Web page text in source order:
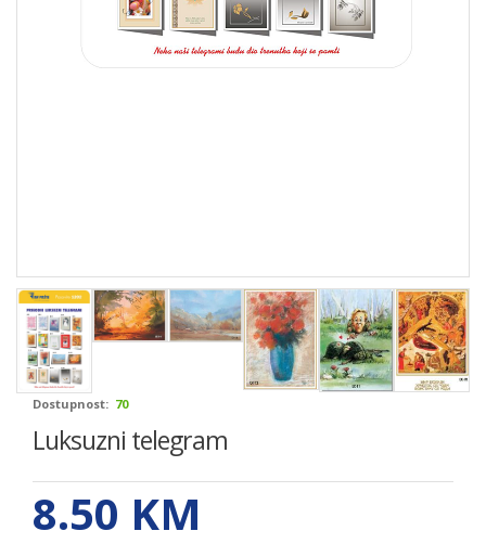
Dostupnost: 70
Luksuzni telegram
8.50 KM